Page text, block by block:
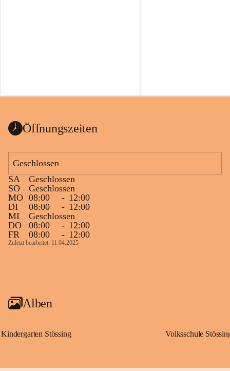
Öffnungszeiten
Geschlossen
SA
Geschlossen
SO
Geschlossen
MO 08:00 - 12:00
DI
08:00 - 12:00
MI
Geschlossen
DO
08:00 - 12:00
FR
08:00 - 12:00
Zuletzt bearbeitet: 11.04.2025
Alben
Kindergarten Stössing Volksschule